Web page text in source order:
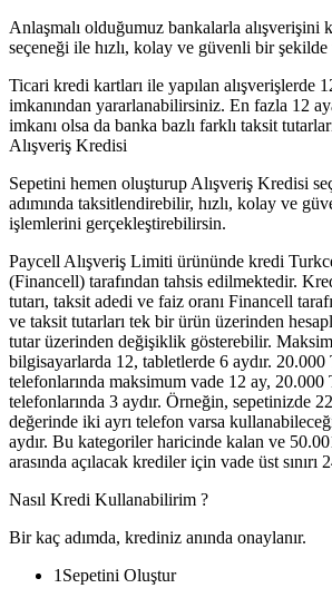
Anlaşmalı olduğumuz bankalarla alışverişini
seçeneği ile hızlı, kolay ve güvenli bir
Ticari kredi kartları ile yapılan alışverişlerde
imkanından yararlanabilirsiniz. En fazla 12
imkanı olsa da banka bazlı farklı taksit
Alışveriş Kredisi
Sepetini hemen oluşturup Alışveriş Kredisi
adımında taksitlendirebilir, hızlı, kolay ve
işlemlerini gerçekleştirebilirsin.
Paycell Alışveriş Limiti ürününde kredi
(Financell) tarafından tahsis edilmektedir.
tutarı, taksit adedi ve faiz oranı Financell
ve taksit tutarları tek bir ürün üzerinden
tutar üzerinden değişiklik gösterebilir.
bilgisayarlarda 12, tabletlerde 6 aydır.
telefonlarında maksimum vade 12 ay,
telefonlarında 3 aydır. Örneğin, sepetinizde
değerinde iki ayrı telefon varsa
aydır. Bu kategoriler haricinde kalan ve
arasında açılacak krediler için vade üst sınırı
Nasıl Kredi Kullanabilirim ?
Bir kaç adımda, krediniz anında onaylanır.
1 Sepetini Oluştur